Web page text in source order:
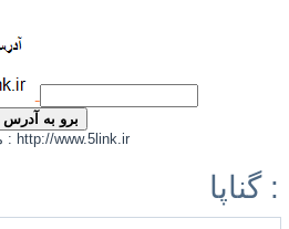
مثال : http://www.5link.ir
گناپا :